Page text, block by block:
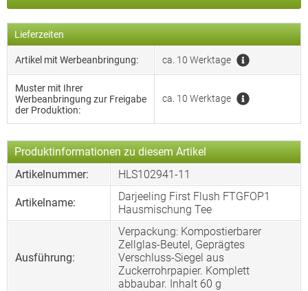
Lieferzeiten
Artikel mit Werbeanbringung: ca. 10 Werktage
Muster mit Ihrer
Werbeanbringung zur Freigabe
der Produktion:
ca. 10 Werktage
Produktinformationen zu diesem Artikel
Artikelnummer:
HLS102941-11
Artikelname:
Darjeeling First Flush FTGFOP1
Hausmischung Tee
Ausführung:
Verpackung: Kompostierbarer
Zellglas-Beutel, Geprägtes
Verschluss-Siegel aus
Zuckerrohrpapier. Komplett
abbaubar. Inhalt 60 g